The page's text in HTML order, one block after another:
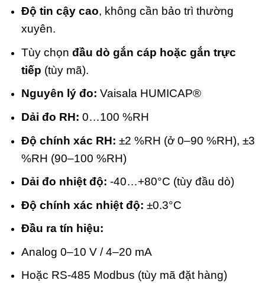
Độ tin cậy cao, không cần bảo trì thường
xuyên.
Tùy chọn đầu dò gắn cáp hoặc gắn trực
tiếp (tùy mã).
Nguyên lý đo: Vaisala HUMICAP®
Dải đo RH: 0…100 %RH
Độ chính xác RH: ±2 %RH (ở 0–90 %RH), ±3
%RH (90–100 %RH)
Dải đo nhiệt độ: -40…+80°C (tùy đầu dò)
Độ chính xác nhiệt độ: ±0.3°C
Đầu ra tín hiệu:
Analog 0–10 V / 4–20 mA
Hoặc RS-485 Modbus (tùy mã đặt hàng)